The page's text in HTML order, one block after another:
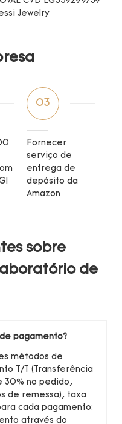
03
Fornecer
serviço de
entrega de
depósito da
Amazon
sobre
de
pagamento?
métodos de
T/T (Transferência
30% no pedido,
de remessa), taxa
cada pagamento:
através do